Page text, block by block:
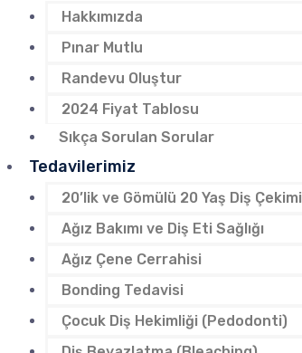
Hakkımızda
Pınar Mutlu
Randevu Oluştur
2024 Fiyat Tablosu
Sıkça Sorulan Sorular
Tedavilerimiz
20’lik ve Gömülü 20 Yaş Diş Çekimi
Ağız Bakımı ve Diş Eti Sağlığı
Ağız Çene Cerrahisi
Bonding Tedavisi
Çocuk Diş Hekimliği (Pedodonti)